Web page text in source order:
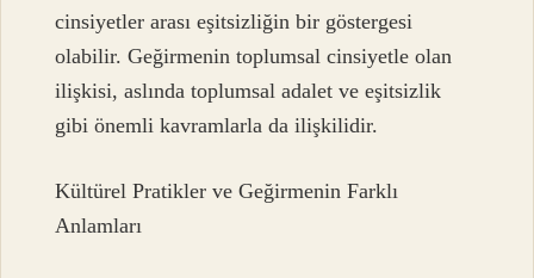
cinsiyetler arası eşitsizliğin bir göstergesi
olabilir. Geğirmenin toplumsal cinsiyetle olan
ilişkisi, aslında toplumsal adalet ve eşitsizlik
gibi önemli kavramlarla da ilişkilidir.
Kültürel Pratikler ve Geğirmenin Farklı
Anlamları